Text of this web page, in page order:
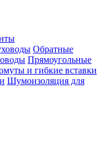
Обратные
Прямоугольные
и гибкие вставки
Шумоизоляция для